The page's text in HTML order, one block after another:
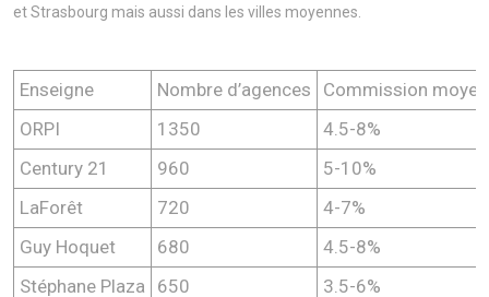
et Strasbourg mais aussi dans les villes moyennes.
Enseigne Nombre d’agences
Commission
ORPI
1350
4.5-8%
Century 21
960
5-10%
LaForêt
720
4-7%
Guy Hoquet
680
4.5-8%
Stéphane Plaza
650 3.5-6%